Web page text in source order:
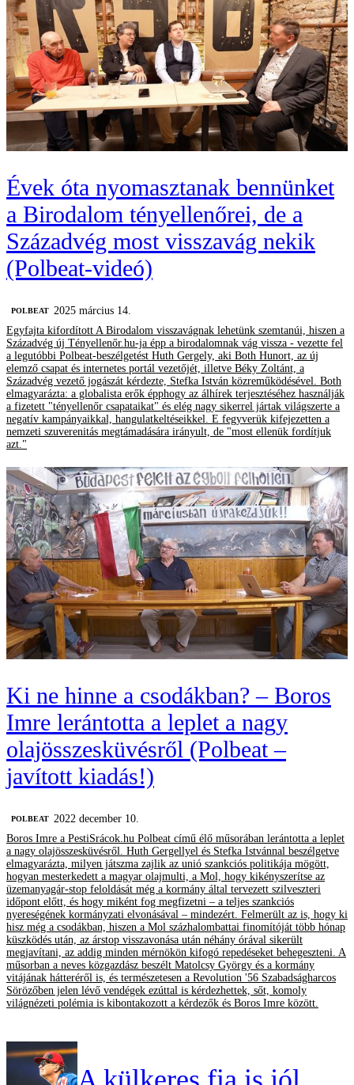
Évek óta nyomasztanak bennünket
a Birodalom tényellenőrei, de a
Századvég most visszavág nekik
(Polbeat-videó)
‎POLBEAT
2025 március 14.
Egyfajta kifordított A Birodalom visszavágnak lehetünk szemtanúi, hiszen a
Századvég új Tényellenőr.hu-ja épp a birodalomnak vág vissza - vezette fel
a legutóbbi Polbeat-beszélgetést Huth Gergely, aki Both Hunort, az új
elemző csapat és internetes portál vezetőjét, illetve Béky Zoltánt, a
Századvég vezető jogászát kérdezte, Stefka István közreműködésével. Both
elmagyarázta: a globalista erők épphogy az álhírek terjesztéséhez használják
a fizetett "tényellenőr csapataikat" és elég nagy sikerrel jártak világszerte a
negatív kampányaikkal, hangulatkeltéseikkel. E fegyverük kifejezetten a
nemzeti szuverenitás megtámadására irányult, de "most ellenük fordítjuk
azt."
Ki ne hinne a csodákban? – Boros
Imre lerántotta a leplet a nagy
olajösszesküvésről (Polbeat –
javított kiadás!)
‎POLBEAT 2022 december 10.
Boros Imre a PestiSrácok.hu Polbeat című élő műsorában lerántotta a leplet
a nagy olajösszesküvésről. Huth Gergellyel és Stefka Istvánnal beszélgetve
elmagyarázta, milyen játszma zajlik az unió szankciós politikája mögött,
hogyan mesterkedett a magyar olajmulti, a Mol, hogy kikényszerítse az
üzemanyagár-stop feloldását még a kormány által tervezett szilveszteri
időpont előtt, és hogy miként fog megfizetni – a teljes szankciós
nyereségének kormányzati elvonásával – mindezért. Felmerült az is, hogy ki
hisz még a csodákban, hiszen a Mol százhalombattai finomítóját több hónap
küszködés után, az árstop visszavonása után néhány órával sikerült
megjavítani, az addig minden mérnökön kifogó repedéseket behegeszteni. A
műsorban a neves közgazdász beszélt Matolcsy György és a kormány
vitájának hátteréről is, és természetesen a Revolution '56 Szabadságharcos
Sörözőben jelen lévő vendégek ezúttal is kérdezhettek, sőt, komoly
világnézeti polémia is kibontakozott a kérdezők és Boros Imre között.